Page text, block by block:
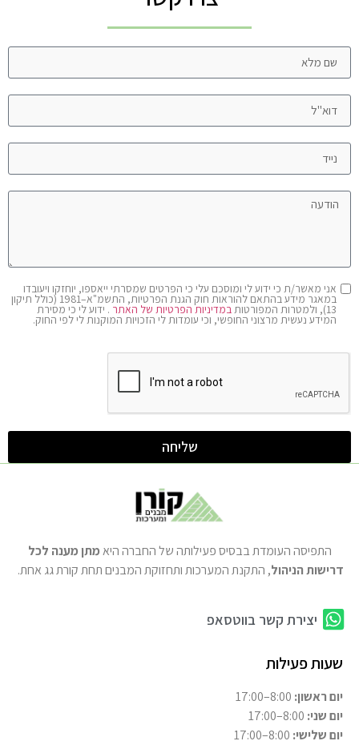
אני מאשר/ת כי ידוע לי ומוסכם עלי כי הפרטים שמסרתי ייאספו, יוחזקו ויעובדו
במאגר מידע בהתאם להוראות חוק הגנת הפרטיות, התשמ"א–1981 (כולל תיקון
13), ולמטרות המפורטות במדיניות הפרטיות של האתר . ידוע לי כי מסירת
המידע נעשית מרצוני החופשי, וכי עומדות לי הזכויות המוקנות לי לפי החוק.
שליחה
התפיסה העומדת בבסיס פעילותה של החברה היאמתן מענה לכל
דרישות הניהול, התקנת המערכות ותחזוקת המבנים תחת קורת גג אחת.
יצירת קשר בווטסאפ
שעות פעילות
יום ראשון:
יום שני:
יום שלישי: